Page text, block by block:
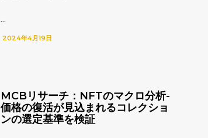
...
2024年4月19日
MCBリサーチ：NFTのマクロ分析-
価格の復活が見込まれるコレクショ
ンの選定基準を検証